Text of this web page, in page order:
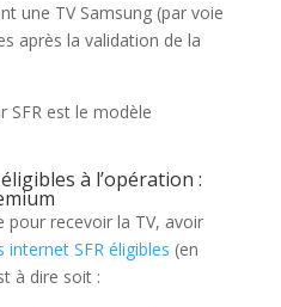
une TV Samsung (par voie
après la validation de la
SFR est le modèle
à l’opération :
pour recevoir la TV, avoir
internet SFR éligibles (en
à dire soit :